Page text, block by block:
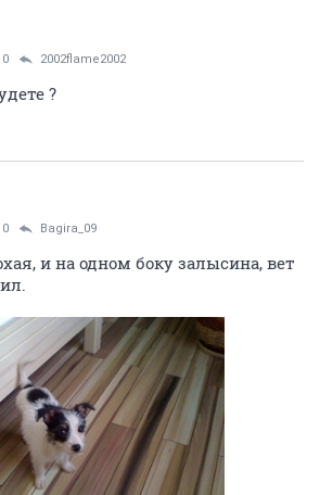
2002flame2002
?
Bagira_09
и на одном боку залысина, вет